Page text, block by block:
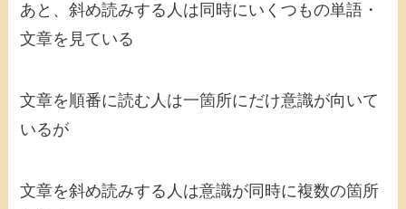
あと、斜め読みする人は同時にいくつもの単語・
文章を見ている
文章を順番に読む人は一箇所にだけ意識が向いて
いるが
文章を斜め読みする人は意識が同時に複数の箇所